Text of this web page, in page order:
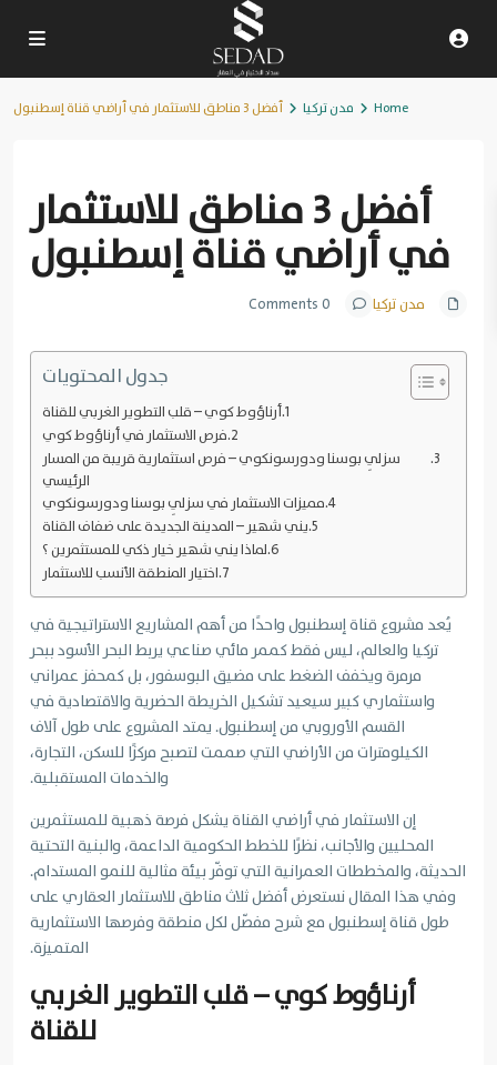
Home مدن تركيا أفضل 3 مناطق للاستثمار في أراضي قناة إسطنبول
أفضل 3 مناطق للاستثمار
في أراضي قناة إسطنبول
مدن تركيا
جدول المحتويات
أرناؤوط كوي – قلب التطوير الغربي للقناة
فرص الاستثمار في أرناؤوط كوي
سزلِي بوسنا ودورسونكوي – فرص استثمارية قريبة من المسار
الرئيسي
مميزات الاستثمار في سزلِي بوسنا ودورسونكوي
يني شهير – المدينة الجديدة على ضفاف القناة
لماذا يني شهير خيار ذكي للمستثمرين ؟
اختيار المنطقة الأنسب للاستثمار
يُعد مشروع قناة إسطنبول واحدًا من أهم المشاريع الاستراتيجية في
تركيا والعالم، ليس فقط كممر مائي صناعي يربط البحر الأسود ببحر
مرمرة ويخفف الضغط على مضيق البوسفور، بل كمحفز عمراني
واستثماري كبير سيعيد تشكيل الخريطة الحضرية والاقتصادية في
القسم الأوروبي من إسطنبول. يمتد المشروع على طول آلاف
الكيلومترات من الأراضي التي صممت لتصبح مركزًا للسكن، التجارة،
والخدمات المستقبلية.
إن الاستثمار في أراضي القناة يشكل فرصة ذهبية للمستثمرين
المحليين والأجانب، نظرًا للخطط الحكومية الداعمة، والبنية التحتية
الحديثة، والمخططات العمرانية التي توفّر بيئة مثالية للنمو المستدام.
وفي هذا المقال نستعرض أفضل ثلاث مناطق للاستثمار العقاري على
طول قناة إسطنبول مع شرح مفصّل لكل منطقة وفرصها الاستثمارية
المتميزة.
أرناؤوط كوي – قلب التطوير الغربي
للقناة